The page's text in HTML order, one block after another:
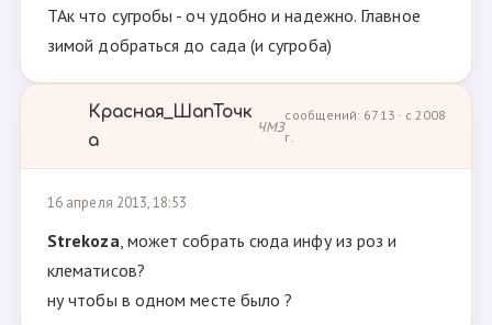
ТАк что сугробы - оч удобно и надежно. Главное
зимой добраться до сада (и сугроба)
Красная_ШапТочк
а
ЧМЗ
сообщений: 6713 · с 2008
г.
16 апреля 2013, 18:53
Strekoza, может собрать сюда инфу из роз и
клематисов?
ну чтобы в одном месте было ?